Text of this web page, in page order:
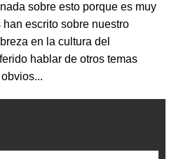
sobre esto porque es muy
escrito sobre nuestro
en la cultura del
hablar de otros temas